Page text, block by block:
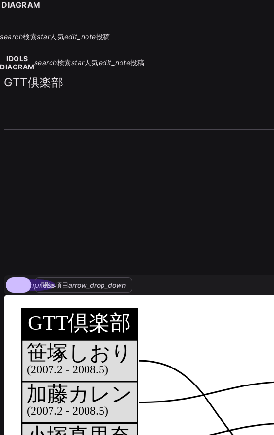
search検索star人気edit_note投稿
IDOLS
DIAGRAM
search検索star人気edit_note投稿
GTT倶楽部
compress
関連項目arrow_drop_down